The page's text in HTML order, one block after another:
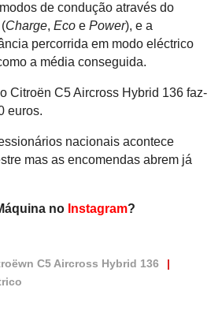
de condução através do
Charge, Ecoe Power), e a
percorrida em modo eléctrico
a média conseguida.
Citroën C5 Aircross Hybrid 136 faz-
euros.
nacionais acontece
mas as encomendas abrem já
no Instagram?
C5 Aircross Hybrid 136